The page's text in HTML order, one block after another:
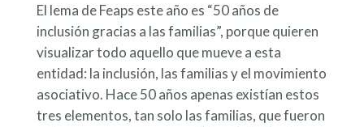
El lema de Feaps este año es “50 años de
inclusión gracias a las familias”, porque quieren
visualizar todo aquello que mueve a esta
entidad: la inclusión, las familias y el movimiento
asociativo. Hace 50 años apenas existían estos
tres elementos, tan solo las familias, que fueron